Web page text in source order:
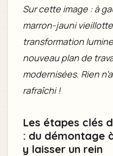
Sur cette image : à
marron-jauni
transformation
nouveau plan de
modernisées. Rien
rafraîchi !
Les étapes clés
: du démontage
y laisser un rein